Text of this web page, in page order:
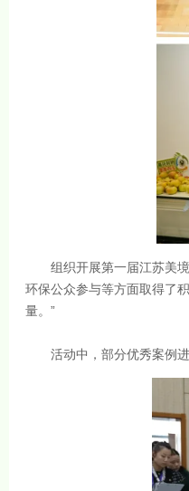
组织开展第一届江苏美境
环保公众参与等方面取得了
量。”
活动中，部分优秀案例进